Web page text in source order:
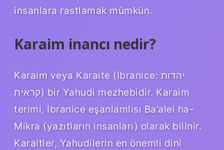
insanlara rastlamak mümkün.
Karaim inancı nedir?
Karaim veya Karaite (İbranice: יהדות
קראית) bir Yahudi mezhebidir. Karaim
terimi, İbranice eşanlamlısı Ba’alei ha-
Mikra (yazıtların insanları) olarak bilinir.
Karaitler, Yahudilerin en önemli dini